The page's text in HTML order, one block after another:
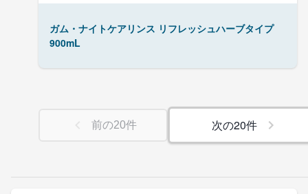
ガム・ナイトケアリンス リフレッシュハーブタイプ
900mL
前の20件 次の20件